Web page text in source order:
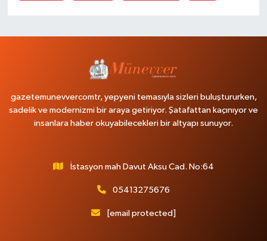
gazetemunevvercomtr, yepyeni temasıyla sizleri buluştururken,
sadelik ve modernizmi bir araya getiriyor. Şatafattan kaçınıyor ve
insanlara haber okuyabilecekleri bir altyapı sunuyor.
İstasyon mah Davut Aksu Cad. No:64
05413275676
[email protected]